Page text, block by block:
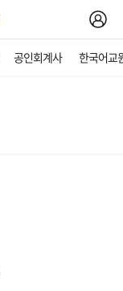
공인회계사 한국어교